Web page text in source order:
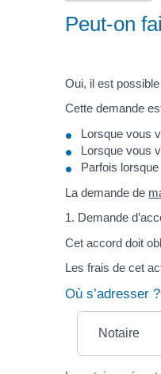
Peut-on
Oui, il est
Cette demande
Lorsque vous
Lorsque vous
Parfois
La demande de
1. Demande
Cet accord doit
Les frais de cet
Où s’adresser ?
Notaire